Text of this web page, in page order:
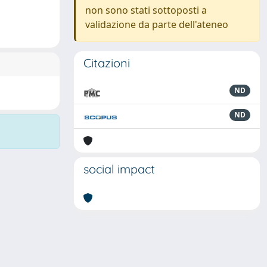
non sono stati sottoposti a
validazione da parte dell'ateneo
Citazioni
ND
ND
social impact